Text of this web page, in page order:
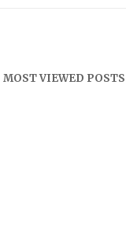
MOST VIEWED POSTS